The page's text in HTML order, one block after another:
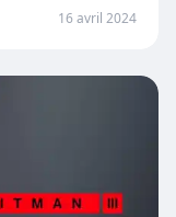
16 avril 2024